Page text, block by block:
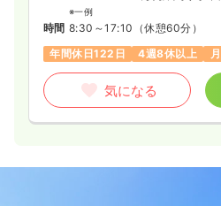
施設外研修会への参加や施設内勉
での研究発表会の開催を通じて、
特に、理学療法士・作業療法士と
活に沿った個別リハビリを実施し
アクティビティや趣味のサークル
※一例
時間 8:30～17:10 （休憩60分）
年間休日122日
4週8休以上
気になる